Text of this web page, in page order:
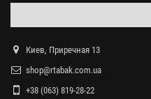
Киев, Приречная 13
shop@rtabak.com.ua
+38 (063) 819-28-22